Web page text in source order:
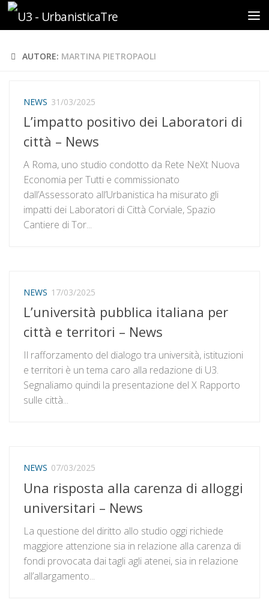
Sotto il contenuto
AUTORE: MARTINA PIETROPAOLI
NEWS 31/03/2025
L’impatto positivo dei Laboratori di
città – News
A Roma, uno studio condotto da Rete NeXt Nuova
Economia per Tutti e commissionato
dall’Assessorato all’Urbanistica ha misurato gli
impatti dei Laboratori di Città Corviale, Spazio
Cantiere di Tor...
NEWS 17/03/2025
L’università pubblica italiana per
città e territori – News
Il rafforzamento del dialogo tra università, istituzioni
e territori è un tema caro alla redazione di U3.
Segnaliamo quindi la presentazione del X Rapporto
sulle città...
NEWS 07/03/2025
Una risposta alla carenza di alloggi
universitari – News
La questione del diritto allo studio oggi richiede
maggiore attenzione sia in relazione alla carenza di
fondi provocata dai tagli agli atenei, sia in relazione
all’allargamento...